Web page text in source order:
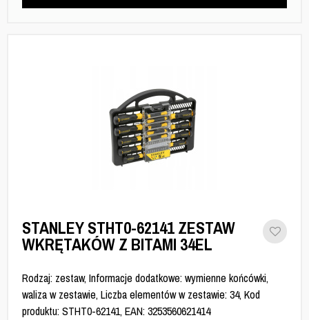
STANLEY STHT0-62141 ZESTAW
WKRĘTAKÓW Z BITAMI 34EL
Rodzaj: zestaw, Informacje dodatkowe: wymienne końcówki,
waliza w zestawie, Liczba elementów w zestawie: 34, Kod
produktu: STHT0-62141, EAN: 3253560621414